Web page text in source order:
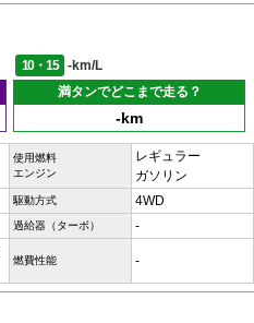
10・15
-km/L
満タンでどこまで走る？
-km
使用燃料
エンジン
レギュラー
ガソリン
駆動方式 4WD
過給器（ターボ） -
燃費性能 -